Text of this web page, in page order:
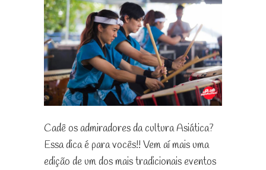
Cadê os admiradores da cultura Asiática?
Essa dica é para vocês!! Vem aí mais uma
edição de um dos mais tradicionais eventos